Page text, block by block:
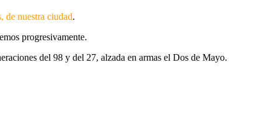
de nuestra ciudad.
progresivamente.
del 98 y del 27, alzada en armas el Dos de Mayo.